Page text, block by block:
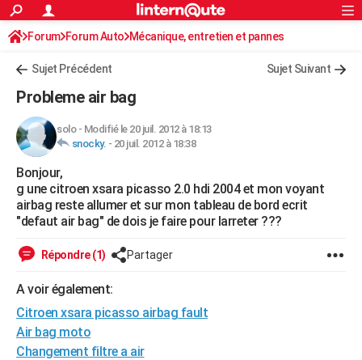
ACTUALITÉS
Politique
Société
Faits Divers
Education
Monde
Villes
+
FINANCE
Retraite
Impôts
Epargne
Immobilier
Risques naturels par ville
Banque
Assurance
Crédit
AUTO
Essais
Réserver un essai
Citadines
Berlines
SUV
Forum auto
+HIGH-TECH
Mobiles
Meilleur smartphone
Internet
Ordinateurs
Jeux vidéo
Guide high-tech
+BRICOLAGE
Forum
Aménagement intérieur
Extérieur
Cuisine
Salle de bains
Jardinage
Rangement
WEEK-END
LIFESTYLE
Art de vivre
Bien-être
Loisirs
Mode
Modes de vie
SANTE
Alimentation
Guide de la santé
Maladies
Médicaments
Sommeil
VOYAGE
Rechercher
S'inscrire
Connexion
Forum Forum Auto Mécanique, entretien et pannes
Sujet Précédent Sujet Suivant
Probleme air bag
solo- Modifié le 20 juil. 2012 à 18:13
snocky. - 20 juil. 2012 à 18:38
Bonjour,
g une citroen xsara picasso 2.0 hdi 2004 et mon voyant
airbag reste allumer et sur mon tableau de bord ecrit
"defaut air bag" de dois je faire pour larreter ???
Répondre (1) Partager
A voir également:
Citroen xsara picasso airbag fault
Air bag moto
Changement filtre a air